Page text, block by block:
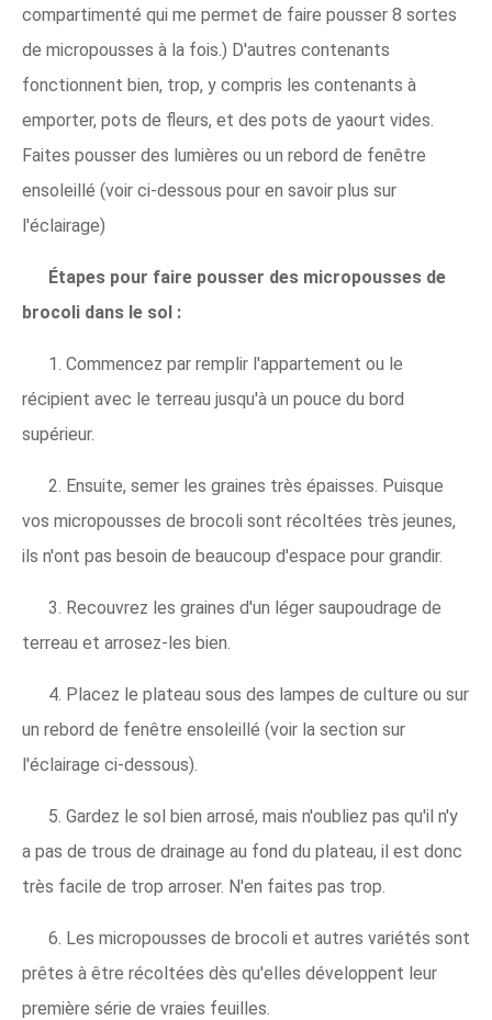
compartimenté qui me permet de faire pousser 8 sortes
de micropousses à la fois.) D'autres contenants
fonctionnent bien, trop, y compris les contenants à
emporter, pots de fleurs, et des pots de yaourt vides.
Faites pousser des lumières ou un rebord de fenêtre
ensoleillé (voir ci-dessous pour en savoir plus sur
l'éclairage)
Étapes pour faire pousser des micropousses de
brocoli dans le sol :
1. Commencez par remplir l'appartement ou le
récipient avec le terreau jusqu'à un pouce du bord
supérieur.
2. Ensuite, semer les graines très épaisses. Puisque
vos micropousses de brocoli sont récoltées très jeunes,
ils n'ont pas besoin de beaucoup d'espace pour grandir.
3. Recouvrez les graines d'un léger saupoudrage de
terreau et arrosez-les bien.
4. Placez le plateau sous des lampes de culture ou sur
un rebord de fenêtre ensoleillé (voir la section sur
l'éclairage ci-dessous).
5. Gardez le sol bien arrosé, mais n'oubliez pas qu'il n'y
a pas de trous de drainage au fond du plateau, il est donc
très facile de trop arroser. N'en faites pas trop.
6. Les micropousses de brocoli et autres variétés sont
prêtes à être récoltées dès qu'elles développent leur
première série de vraies feuilles.